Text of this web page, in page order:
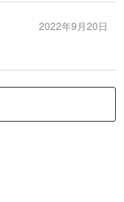
2022年9月20日